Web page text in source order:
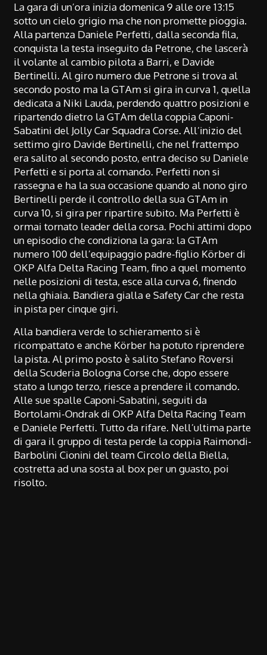
La gara di un’ora inizia domenica 9 alle ore 13:15
sotto un cielo grigio ma che non promette pioggia.
Alla partenza Daniele Perfetti, dalla seconda fila,
conquista la testa inseguito da Petrone, che lascerà
il volante al cambio pilota a Barri, e Davide
Bertinelli. Al giro numero due Petrone si trova al
secondo posto ma la GTAm si gira in curva 1, quella
dedicata a Niki Lauda, perdendo quattro posizioni e
ripartendo dietro la GTAm della coppia Caponi-
Sabatini del Jolly Car Squadra Corse. All’inizio del
settimo giro Davide Bertinelli, che nel frattempo
era salito al secondo posto, entra deciso su Daniele
Perfetti e si porta al comando. Perfetti non si
rassegna e ha la sua occasione quando al nono giro
Bertinelli perde il controllo della sua GTAm in
curva 10, si gira per ripartire subito. Ma Perfetti è
ormai tornato leader della corsa. Pochi attimi dopo
un episodio che condiziona la gara: la GTAm
numero 100 dell’equipaggio padre-figlio Körber di
OKP Alfa Delta Racing Team, fino a quel momento
nelle posizioni di testa, esce alla curva 6, finendo
nella ghiaia. Bandiera gialla e Safety Car che resta
in pista per cinque giri.
Alla bandiera verde lo schieramento si è
ricompattato e anche Körber ha potuto riprendere
la pista. Al primo posto è salito Stefano Roversi
della Scuderia Bologna Corse che, dopo essere
stato a lungo terzo, riesce a prendere il comando.
Alle sue spalle Caponi-Sabatini, seguiti da
Bortolami-Ondrak di OKP Alfa Delta Racing Team
e Daniele Perfetti. Tutto da rifare. Nell’ultima parte
di gara il gruppo di testa perde la coppia Raimondi-
Barbolini Cionini del team Circolo della Biella,
costretta ad una sosta al box per un guasto, poi
risolto.